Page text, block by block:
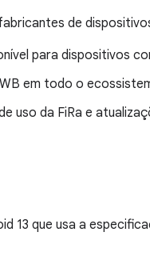
de
para dispositivos
em todo o
uso da FiRa e
13 que usa a